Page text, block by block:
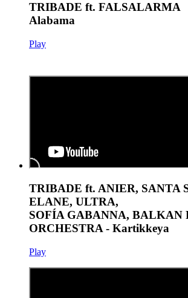
TRIBADE ft. FALSALARMA
Alabama
Play
TRIBADE ft. ANIER, SANTA
ELANE, ULTRA,
SOFÍA GABANNA, BALKAN
ORCHESTRA - Kartikkeya
Play